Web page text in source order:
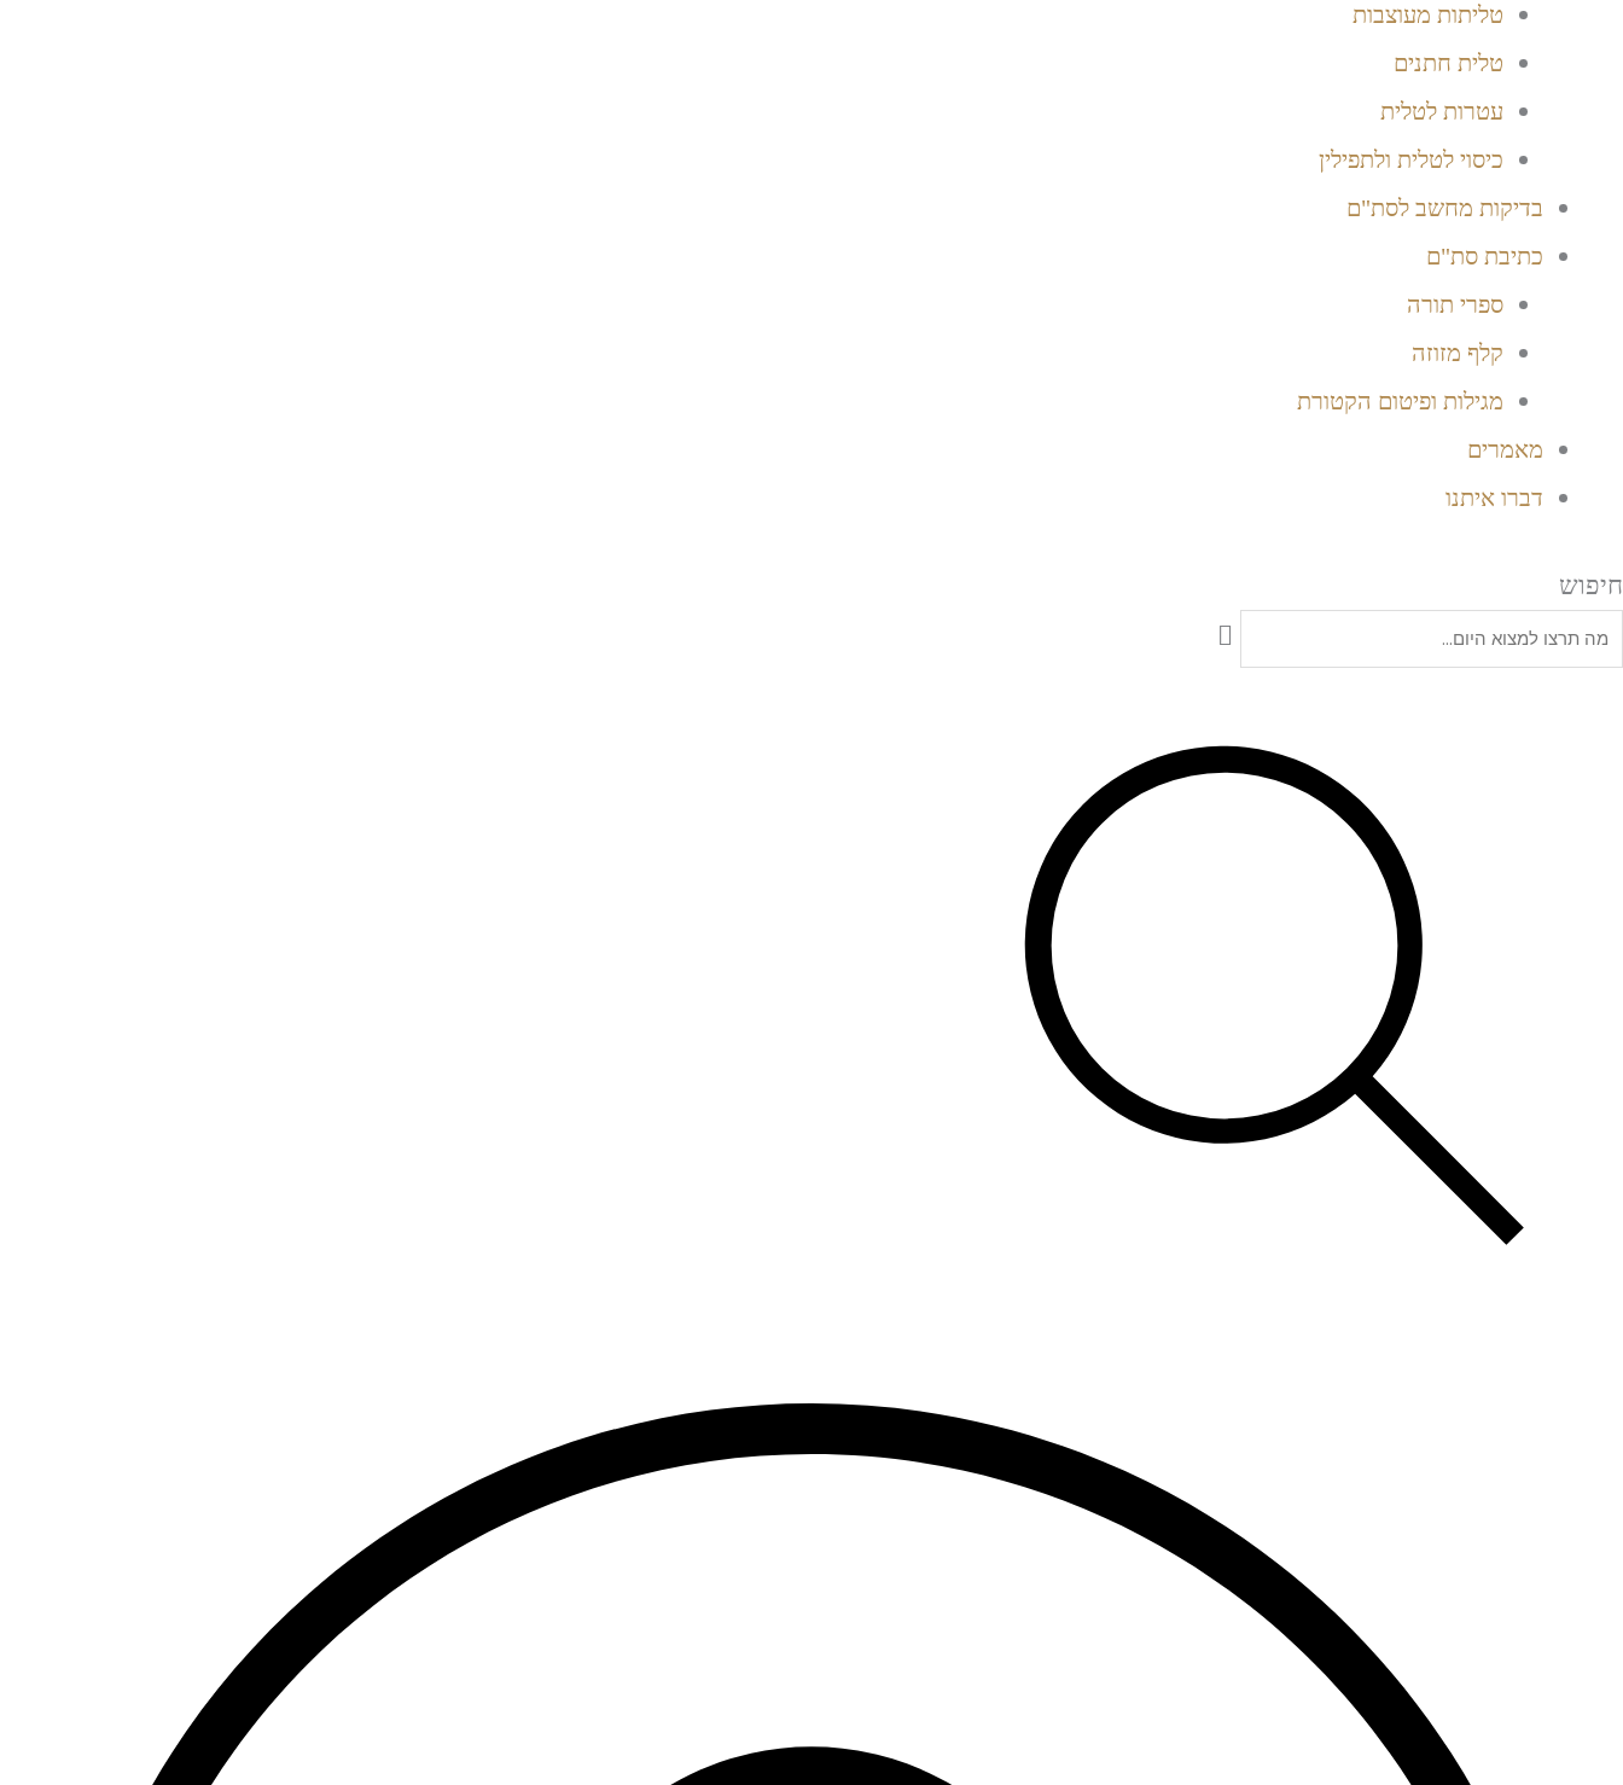
טליתות מעוצבות
טלית חתנים
עטרות לטלית
כיסוי לטלית ולתפילין
בדיקות מחשב לסת"ם
כתיבת סת"ם
ספרי תורה
קלף מזוזה
מגילות ופיטום הקטורת
מאמרים
דברו איתנו
חיפוש